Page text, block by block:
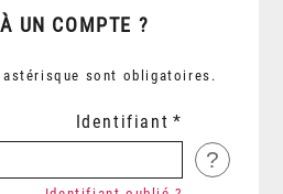
UN COMPTE ?
astérisque sont obligatoires.
Identifiant
?